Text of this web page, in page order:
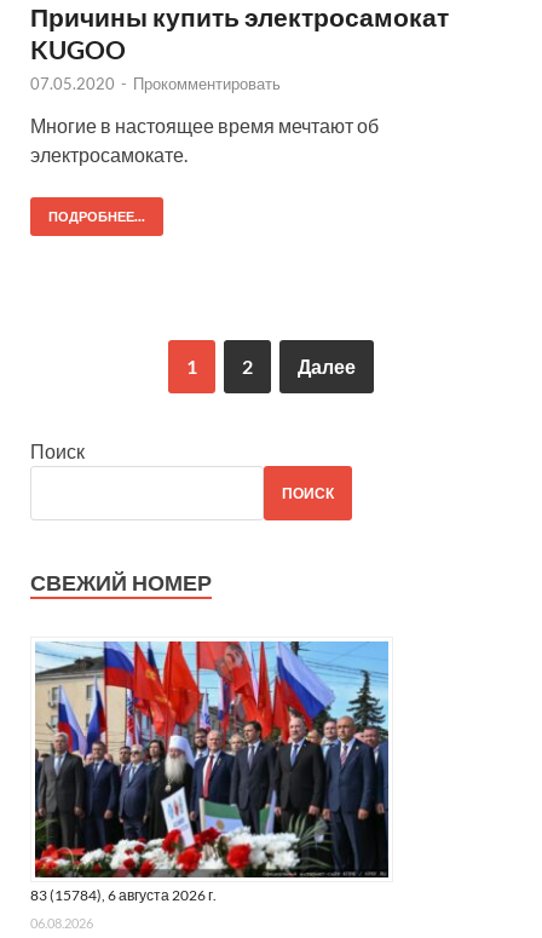
Причины купить электросамокат
KUGOO
07.05.2020 - Прокомментировать
Многие в настоящее время мечтают об
электросамокате.
ПОДРОБНЕЕ...
1 2 Далее
Поиск
ПОИСК
СВЕЖИЙ НОМЕР
83 (15784), 6 августа 2026 г.
06.08.2026